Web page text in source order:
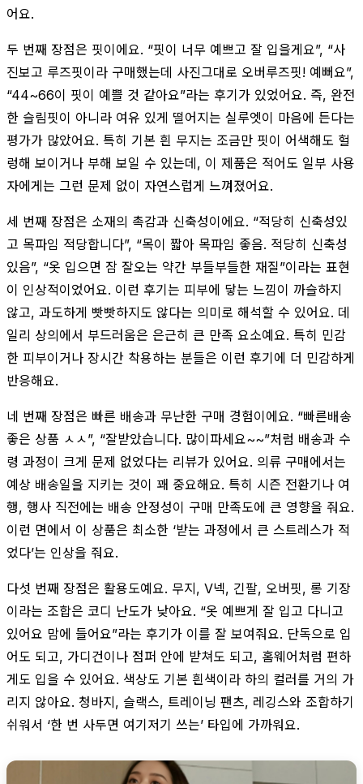
어요.
두 번째 장점은 핏이에요. “핏이 너무 예쁘고 잘 입을게요”, “사
진보고 루즈핏이라 구매했는데 사진그대로 오버루즈핏! 예뻐요”,
“44~66이 핏이 예쁠 것 같아요”라는 후기가 있었어요. 즉, 완전
한 슬림핏이 아니라 여유 있게 떨어지는 실루엣이 마음에 든다는
평가가 많았어요. 특히 기본 흰 무지는 조금만 핏이 어색해도 헐
렁해 보이거나 부해 보일 수 있는데, 이 제품은 적어도 일부 사용
자에게는 그런 문제 없이 자연스럽게 느껴졌어요.
세 번째 장점은 소재의 촉감과 신축성이에요. “적당히 신축성있
고 목파임 적당합니다”, “목이 짧아 목파임 좋음. 적당히 신축성
있음”, “옷 입으면 잠 잘오는 약간 부들부들한 재질”이라는 표현
이 인상적이었어요. 이런 후기는 피부에 닿는 느낌이 까슬하지
않고, 과도하게 빳빳하지도 않다는 의미로 해석할 수 있어요. 데
일리 상의에서 부드러움은 은근히 큰 만족 요소예요. 특히 민감
한 피부이거나 장시간 착용하는 분들은 이런 후기에 더 민감하게
반응해요.
네 번째 장점은 빠른 배송과 무난한 구매 경험이에요. “빠른배송
좋은 상품 ㅅㅅ”, “잘받았습니다. 많이파세요~~”처럼 배송과 수
령 과정이 크게 문제 없었다는 리뷰가 있어요. 의류 구매에서는
예상 배송일을 지키는 것이 꽤 중요해요. 특히 시즌 전환기나 여
행, 행사 직전에는 배송 안정성이 구매 만족도에 큰 영향을 줘요.
이런 면에서 이 상품은 최소한 ‘받는 과정에서 큰 스트레스가 적
었다’는 인상을 줘요.
다섯 번째 장점은 활용도예요. 무지, V넥, 긴팔, 오버핏, 롱 기장
이라는 조합은 코디 난도가 낮아요. “옷 예쁘게 잘 입고 다니고
있어요 맘에 들어요”라는 후기가 이를 잘 보여줘요. 단독으로 입
어도 되고, 가디건이나 점퍼 안에 받쳐도 되고, 홈웨어처럼 편하
게도 입을 수 있어요. 색상도 기본 흰색이라 하의 컬러를 거의 가
리지 않아요. 청바지, 슬랙스, 트레이닝 팬츠, 레깅스와 조합하기
쉬워서 ‘한 번 사두면 여기저기 쓰는’ 타입에 가까워요.